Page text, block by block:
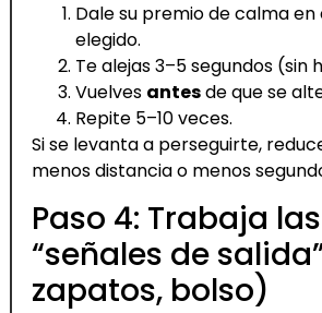
Dale su premio de calma
elegido.
Te alejas 3–5 segundos (sin
Vuelves antesde que se
Repite 5–10 veces.
Si se levanta a perseguirte,
menos distancia o menos
Paso 4: Trabaja las
“señales de
zapatos, bolso)